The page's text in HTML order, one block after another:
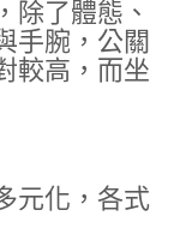
除了體態、
手腕，公關
較高，而坐
元化，各式